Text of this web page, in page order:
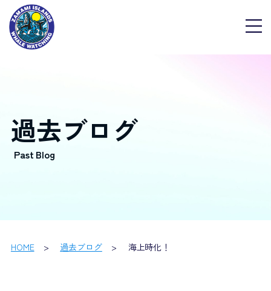
過去ブログ
HOME 過去ブログ 海上時化！